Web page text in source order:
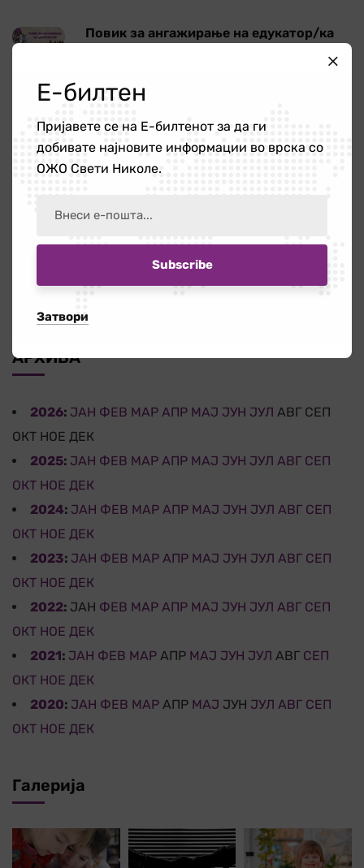
Повик за ангажирање на едукатор/ка
и ‘рбетот кои се шират во рацете и
нозете”
АРХИВА
2026: ЈАН ФЕВ МАР АПР МАЈ ЈУН ЈУЛ АВГ СЕП
ОКТ НОЕ ДЕК
2025: ЈАН ФЕВ МАР АПР МАЈ ЈУН ЈУЛ АВГ СЕП
ОКТ НОЕ ДЕК
2024: ЈАН ФЕВ МАР АПР МАЈ ЈУН ЈУЛ АВГ СЕП
ОКТ НОЕ ДЕК
2023: ЈАН ФЕВ МАР АПР МАЈ ЈУН ЈУЛ АВГ СЕП
ОКТ НОЕ ДЕК
2022: ЈАН ФЕВ МАР АПР МАЈ ЈУН ЈУЛ АВГ СЕП
ОКТ НОЕ ДЕК
2021: ЈАН ФЕВ МАР АПР МАЈ ЈУН ЈУЛ АВГ СЕП
ОКТ НОЕ ДЕК
2020: ЈАН ФЕВ МАР АПР МАЈ ЈУН ЈУЛ АВГ СЕП
ОКТ НОЕ ДЕК
Галерија
Е-билтен
Пријавете се на Е-билтенот за да ги
добивате најновите информации во врска со
ОЖО Свети Николе.
Затвори